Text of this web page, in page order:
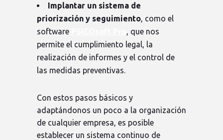
Implantar un sistema de
priorización y seguimiento, como el
software
, que nos
permite el cumplimiento legal, la
realización de informes y el control de
las medidas preventivas.
Con estos pasos básicos y
adaptándonos un poco a la organización
de cualquier empresa, es posible
establecer un sistema continuo de